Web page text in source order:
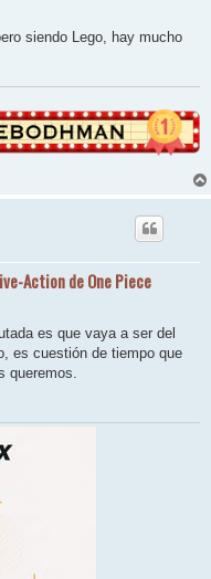
siendo Lego, hay mucho
Action de One Piece
es que vaya a ser del
es cuestión de tiempo que
queremos.